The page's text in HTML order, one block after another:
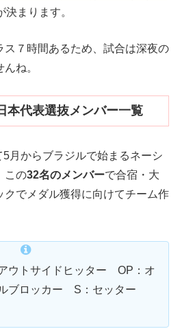
決まります。
ス７時間あるため、試合は深夜の
ね。
本代表選抜メンバー一覧
5月からブラジルで始まるネーシ
この32名のメンバーで合宿・大
クでメダル獲得に向けてチーム作
ウトサイドヒッター OP：オ
ブロッカー S：セッター